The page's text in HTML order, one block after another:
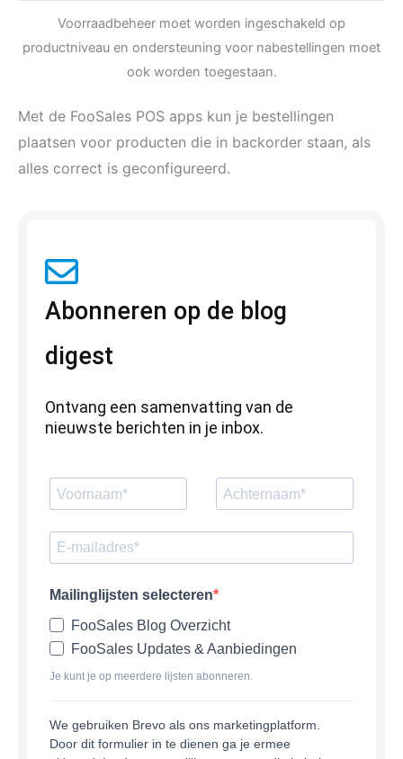
Voorraadbeheer moet worden ingeschakeld op
productniveau en ondersteuning voor nabestellingen moet
ook worden toegestaan.
Met de FooSales POS apps kun je bestellingen
plaatsen voor producten die in backorder staan, als
alles correct is geconfigureerd.
Abonneren op de blog
digest
Ontvang een samenvatting van de
nieuwste berichten in je inbox.
Mailinglijsten selecteren
FooSales Blog Overzicht
FooSales Updates & Aanbiedingen
Je kunt je op meerdere lijsten abonneren.
We gebruiken Brevo als ons marketingplatform.
Door dit formulier in te dienen ga je ermee